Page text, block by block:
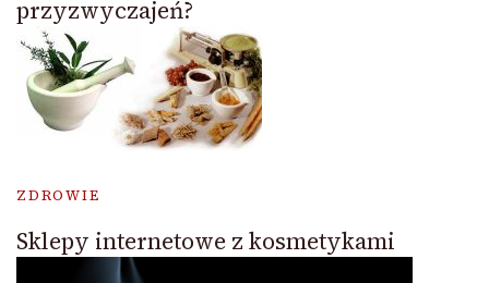
przyzwyczajeń?
ZDROWIE
Sklepy internetowe z kosmetykami